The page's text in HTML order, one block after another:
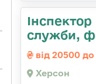
служби,
від 20500
Херсон